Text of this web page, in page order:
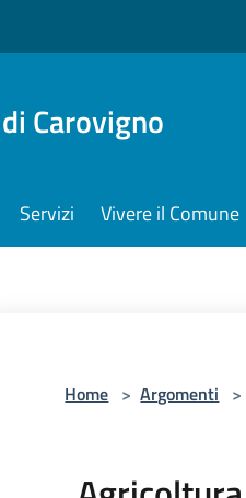
Carovigno
Servizi Vivere il Comune
Home > Argomenti >